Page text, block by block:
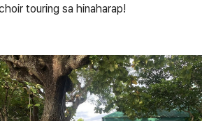
touring sa hinaharap!